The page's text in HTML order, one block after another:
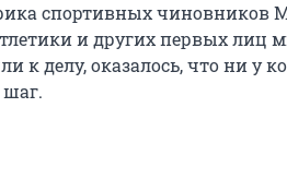
спортивных чиновников
и других первых лиц
к делу, оказалось, что ни у